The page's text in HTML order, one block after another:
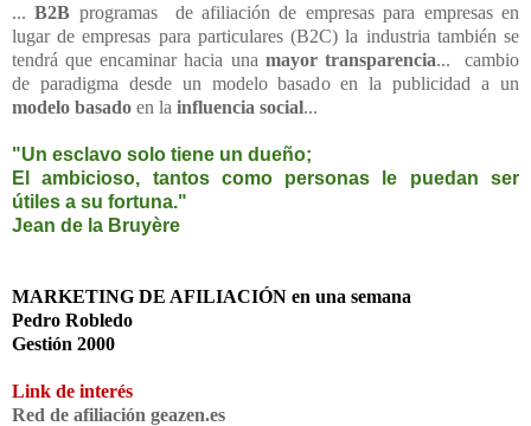
...B2B programas de afiliación de empresas para empresas en
lugar de empresas para particulares (B2C) la industria también se
tendrá que encaminar hacia una mayor transparencia... cambio
de paradigma desde un modelo basado en la publicidad a un
modelo basado en la influencia social...
"Un esclavo solo tiene un dueño;
El ambicioso, tantos como personas le puedan ser
útiles a su fortuna."
Jean de la Bruyère
MARKETING DE AFILIACIÓN en una semana
Pedro Robledo
Gestión 2000
Link de interés
Red de afiliación geazen.es